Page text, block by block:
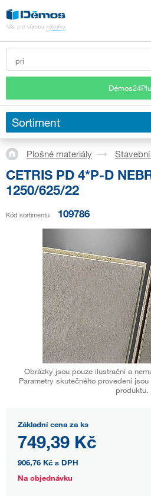
Sortiment
Plošné materiály
CETRIS PD 4*P-D
1250/625/22
Kód sortimentu 109786
Obrázky jsou pouze ilustrační a
Parametry skutečného provedení
produktu.
Základní cena za ks
749,39 Kč
906,76 Kč s DPH
Na objednávku